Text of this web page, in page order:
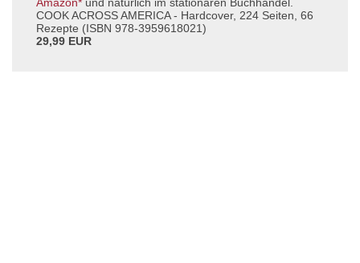
Amazon* und natürlich im stationären Buchhandel.
COOK ACROSS AMERICA - Hardcover, 224 Seiten, 66
Rezepte (ISBN 978-3959618021)
29,99 EUR